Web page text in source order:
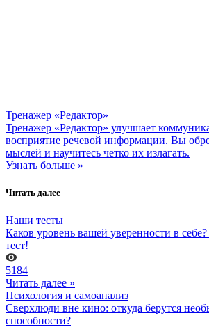
Тренажер «Редактор»
Тренажер «Редактор» улучшает
восприятие речевой информации. Вы
мыслей и научитесь четко их излагать.
Узнать больше »
Читать далее
Наши тесты
Каков уровень вашей уверенности в
тест!
5184
Читать далее »
Психология и самоанализ
Сверхлюди вне кино: откуда берутся
способности?